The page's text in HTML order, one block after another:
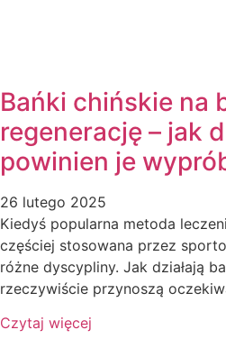
Bańki chińskie na
regenerację – jak
powinien je
26 lutego 2025
Kiedyś popularna metoda
częściej stosowana przez
różne dyscypliny. Jak działają
rzeczywiście przynoszą
Czytaj więcej